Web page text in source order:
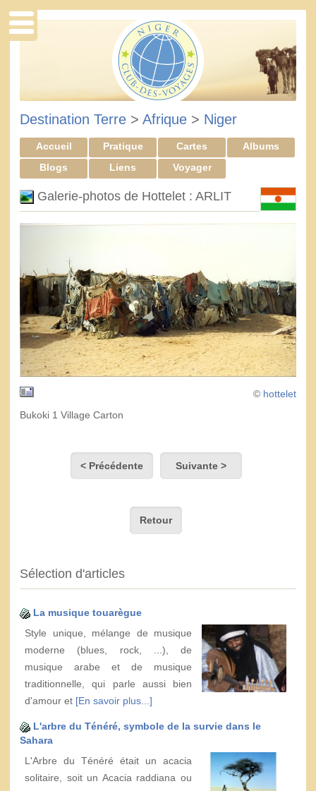
Destination Terre > Afrique > Niger
Accueil Pratique Cartes
Albums
Blogs
Liens Voyager
Galerie-photos de Hottelet : ARLIT
© hottelet
Bukoki 1 Village Carton
< Précédente Suivante >
Retour
Sélection d'articles
La musique touarègue
Style unique, mélange de musique
moderne (blues, rock, ...), de
musique arabe et de musique
traditionnelle, qui parle aussi bien
d'amour et [En savoir plus...]
L'arbre du Ténéré, symbole de la survie dans le
Sahara
L'Arbre du Ténéré était un acacia
solitaire, soit un Acacia raddiana ou